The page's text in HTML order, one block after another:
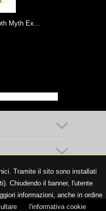
Myth Ex...
Powered byMediaera
Tramite il sito sono installati
Chiudendo il banner, l'utente
informazioni, anche in ordine
l'informativa cookie